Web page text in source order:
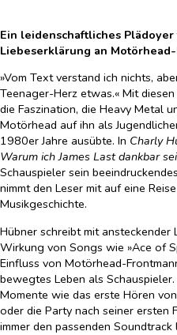
Ein leidenschaftliches
Liebeserklärung an
»Vom Text verstand ich nichts,
Teenager-Herz etwas.« Mit
die Faszination, die Heavy Metal
Motörhead auf ihn als
1980er Jahre ausübte. In Charly
Warum ich James Last dankbar
Schauspieler sein
nimmt den Leser mit auf eine
Musikgeschichte.
Hübner schreibt mit
Wirkung von Songs wie »Ace of
Einfluss von Motörhead-
bewegtes Leben als
Momente wie das erste Hören
oder die Party nach seiner ersten
immer den passenden Soundtrack